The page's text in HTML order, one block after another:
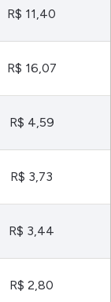
R$ 11,40
R$ 16,07
R$ 4,59
R$ 3,73
R$ 3,44
R$ 2,80